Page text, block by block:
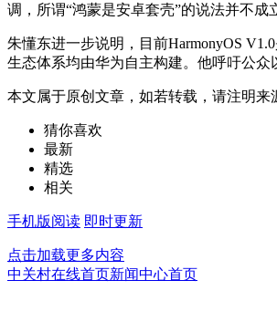
调，所谓“鸿蒙是安卓套壳”的说法并不成
朱懂东进一步说明，目前HarmonyOS
生态体系均由华为自主构建。他呼吁公众
本文属于原创文章，如若转载，请注明来
猜你喜欢
最新
精选
相关
手机版阅读 即时更新
点击加载更多内容
中关村在线首页新闻中心首页